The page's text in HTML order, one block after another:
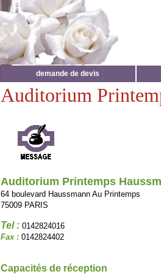
demande de devis
Auditorium
Auditorium Printemps
64 boulevard Haussmann Au Printemps
75009 PARIS
Tel : 0142824016
Fax : 0142824402
Capacités de réception